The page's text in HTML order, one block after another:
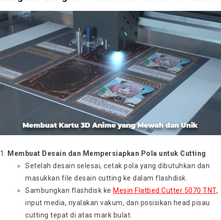
Membuat Desain dan Mempersiapkan Pola untuk Cutting
Setelah desain selesai, cetak pola yang dibutuhkan dan
masukkan file desain cutting ke dalam flashdisk.
Sambungkan flashdisk ke Mesin Flatbed Cutter 5070 TNT,
input media, nyalakan vakum, dan posisikan head pisau
cutting tepat di atas mark bulat.